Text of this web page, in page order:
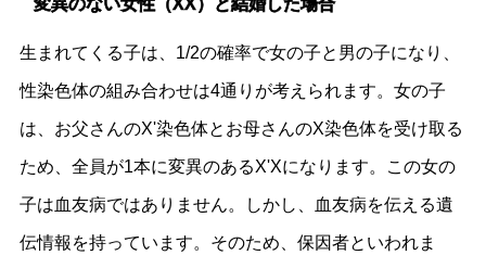
生まれてくる子は、1/2の確率で女の子と男の子になり、
性染色体の組み合わせは4通りが考えられます。女の子
は、お父さんのX'染色体とお母さんのX染色体を受け取る
ため、全員が1本に変異のあるX'Xになります。この女の
子は血友病ではありません。しかし、血友病を伝える遺
伝情報を持っています。そのため、保因者といわれま